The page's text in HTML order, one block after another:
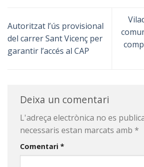
Autoritzat l’ús provisional
del carrer Sant Vicenç per
garantir l’accés al CAP
Deixa un comentari
L'adreça electrònica no es
necessaris estan marcats amb *
Comentari *